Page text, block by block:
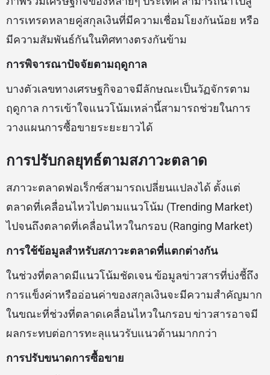
การเทรดหลายคู่สกุลเงินที่มีความเชื่อมโยงกันน้อย หรือ
มีความสัมพันธ์กันในทิศทางตรงกันข้าม
การพิจารณาปัจจัยตามฤดูกาล
บางตัวเลขทางเศรษฐกิจอาจมีลักษณะเป็นวัฏจักรตาม
ฤดูกาล การเข้าใจแนวโน้มเหล่านี้สามารถช่วยในการ
วางแผนการซื้อขายระยะยาวได้
การปรับกลยุทธ์ตามสภาวะตลาด
สภาวะตลาดฟอเร็กซ์สามารถเปลี่ยนแปลงได้ ตั้งแต่
ตลาดที่เคลื่อนไหวไปตามแนวโน้ม (Trending Market)
ไปจนถึงตลาดที่เคลื่อนไหวในกรอบ (Ranging Market)
การใช้ข้อมูลสำหรับสภาวะตลาดที่แตกต่างกัน
ในช่วงที่ตลาดมีแนวโน้มชัดเจน ข้อมูลข่าวสารที่บ่งชี้ถึง
การแข็งค่าหรืออ่อนค่าของสกุลเงินจะมีความสำคัญมาก
ในขณะที่ช่วงที่ตลาดเคลื่อนไหวในกรอบ ข่าวสารอาจมี
ผลกระทบต่อการทะลุแนวรับแนวต้านมากกว่า
การปรับขนาดการซื้อขาย